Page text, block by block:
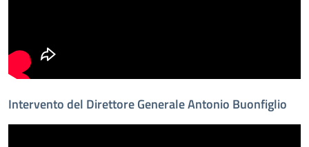
Intervento del Direttore Generale Antonio Buonfiglio